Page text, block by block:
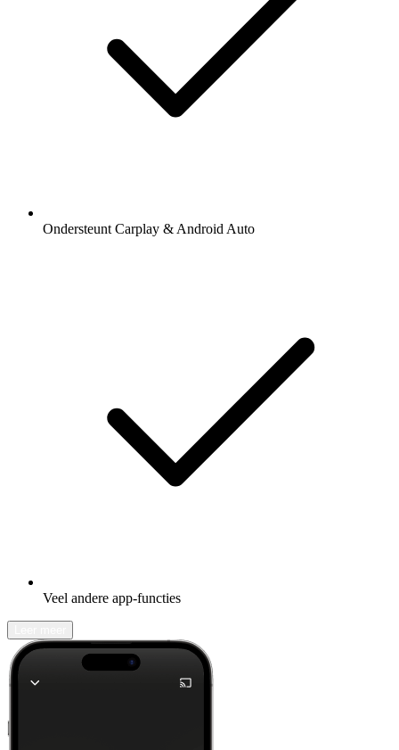
Ondersteunt Carplay & Android Auto
Veel andere app-functies